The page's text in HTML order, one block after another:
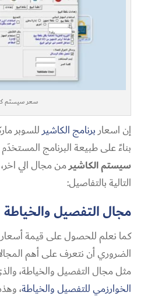
سعر سيستم
إن اسعاربرنامج الكاشيرللسوبر
بناءً على طبيعة البرنامج
سيستم الكاشيرمن مجال الي
التالية بالتفاصيل:
مجال التفصيل والخياطة
كما نعلم للحصول على قيمة أسعار
الضروري أن نتعرف على أهم
مثل مجال التفصيل والخياطة،
الخوارزمي للتفصيل والخياطة،